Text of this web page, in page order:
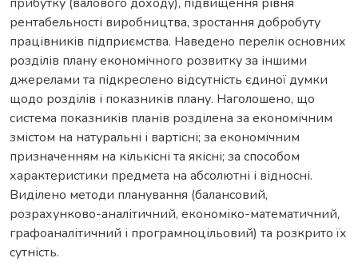
рентабельності виробництва, зростання добробуту
працівників підприємства. Наведено перелік основних
розділів плану економічного розвитку за іншими
джерелами та підкреслено відсутність єдиної думки
щодо розділів і показників плану. Наголошено, що
система показників планів розділена за економічним
змістом на натуральні і вартісні; за економічним
призначенням на кількісні та якісні; за способом
характеристики предмета на абсолютні і відносні.
Виділено методи планування (балансовий,
розрахунково-аналітичний, економіко-математичний,
графоаналітичний і програмноцільовий) та розкрито їх
сутність.